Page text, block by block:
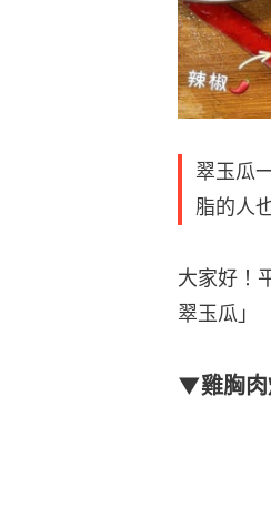
翠玉瓜
脂的人
大家好！
翠玉瓜」
▼雞胸肉